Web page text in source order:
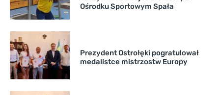
Ośrodku Sportowym Spała
Prezydent Ostrołęki pogratulował
medalistce mistrzostw Europy